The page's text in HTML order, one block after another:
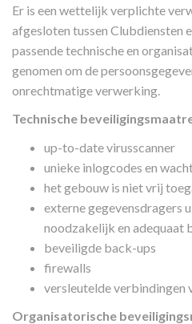
Er is een wettelijk verplichte
afgesloten tussen Clubdiensten
passende technische en
genomen om de
onrechtmatige verwerking.
Technische
up-to-date virusscanner
unieke inlogcodes en
het gebouw is niet vrij
externe gegevensdragers
noodzakelijk en adequaat
beveiligde back-ups
firewalls
versleutelde verbindingen
Organisatorische